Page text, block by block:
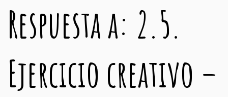
Respuesta a: 2.5.
Ejercicio creativo –